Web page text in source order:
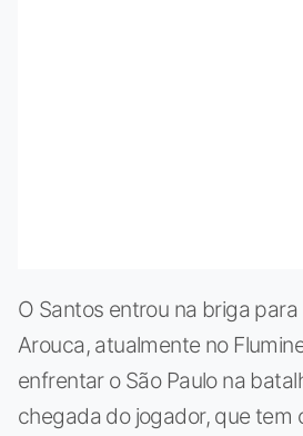
O Santos entrou na briga
Arouca, atualmente no
enfrentar o São Paulo na
chegada do jogador, que tem